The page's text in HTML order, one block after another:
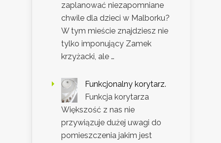
zaplanować niezapomniane
chwile dla dzieci w Malborku?
W tym mieście znajdziesz nie
tylko imponujący Zamek
krzyżacki, ale …
Funkcjonalny korytarz.
Funkcja korytarza
Większość z nas nie
przywiązuje dużej uwagi do
pomieszczenia jakim jest